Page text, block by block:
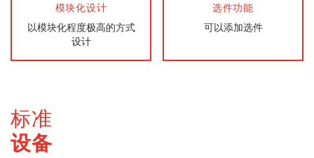
模块化设计
以模块化程度极高的方式
设计
选件功能
可以添加选件
标准
设备